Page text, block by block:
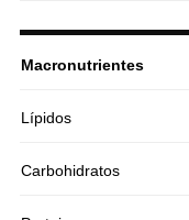
Macronutrientes
Lípidos
Carbohidratos